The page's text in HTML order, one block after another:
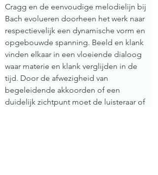
Cragg en de eenvoudige melodielijn bij
Bach evolueren doorheen het werk naar
respectievelijk een dynamische vorm en
opgebouwde spanning. Beeld en klank
vinden elkaar in een vloeiende dialoog
waar materie en klank verglijden in de
tijd. Door de afwezigheid van
begeleidende akkoorden of een
duidelijk zichtpunt moet de luisteraar of